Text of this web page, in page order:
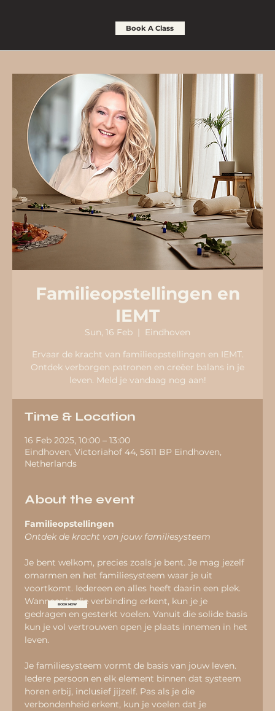
Book A Class
Familieopstellingen en
IEMT
Sun, 16 Feb
  |
Eindhoven
Ervaar de kracht van familieopstellingen en IEMT.
Ontdek verborgen patronen en creëer balans in je
leven. Meld je vandaag nog aan!
Time & Location
16 Feb 2025, 10:00 – 13:00
Eindhoven, Victoriahof 44, 5611 BP Eindhoven,
Netherlands
About the event
Familieopstellingen
Ontdek de kracht van jouw familiesysteem
Je bent welkom, precies zoals je bent. Je mag jezelf
omarmen en het familiesysteem waar je uit
voortkomt. Iedereen en alles heeft daarin een plek.
Wanneer je die verbinding erkent, kun je je
gedragen en gesterkt voelen. Vanuit die solide basis
kun je vol vertrouwen open je plaats innemen in het
leven.
Je familiesysteem vormt de basis van jouw leven.
Iedere persoon en elk element binnen dat systeem
horen erbij, inclusief jijzelf. Pas als je die
verbondenheid erkent, kun je voelen dat je
BOOK NOW